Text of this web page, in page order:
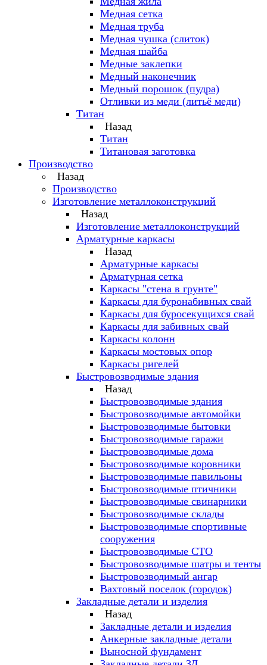
Медная сетка
Медная труба
Медная чушка (слиток)
Медная шайба
Медные заклепки
Медный наконечник
Медный порошок (пудра)
Отливки из меди (литьё меди)
Титан
Назад
Титан
Титановая заготовка
Производство
Назад
Производство
Изготовление металлоконструкций
Назад
Изготовление металлоконструкций
Арматурные каркасы
Назад
Арматурные каркасы
Арматурная сетка
Каркасы "стена в грунте"
Каркасы для буронабивных свай
Каркасы для буросекущихся свай
Каркасы для забивных свай
Каркасы колонн
Каркасы мостовых опор
Каркасы ригелей
Быстровозводимые здания
Назад
Быстровозводимые здания
Быстровозводимые автомойки
Быстровозводимые бытовки
Быстровозводимые гаражи
Быстровозводимые дома
Быстровозводимые коровники
Быстровозводимые павильоны
Быстровозводимые птичники
Быстровозводимые свинарники
Быстровозводимые склады
Быстровозводимые спортивные
сооружения
Быстровозводимые СТО
Быстровозводимые шатры и тенты
Быстровозводимый ангар
Вахтовый поселок (городок)
Закладные детали и изделия
Назад
Закладные детали и изделия
Анкерные закладные детали
Выносной фундамент